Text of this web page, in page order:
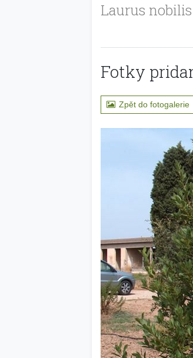
Laurus nobilis
Fotky
Zpět do fotogalerie